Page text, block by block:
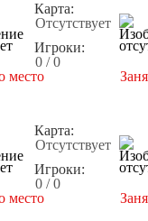
Карта:
Отсутствует
Игроки:
0 / 0
место
Карта:
Отсутствует
Игроки:
0 / 0
место